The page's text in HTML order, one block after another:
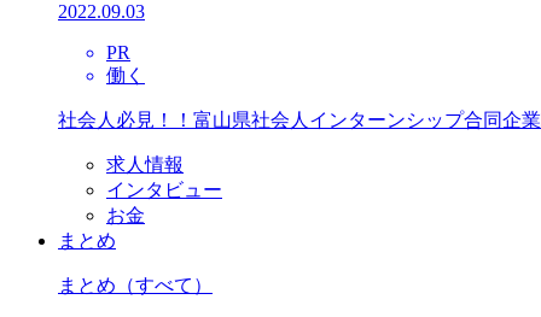
2022.09.03
PR
働く
社会人必見！！富山県社会人インターンシップ合同企
求人情報
インタビュー
お金
まとめ
まとめ （すべて）